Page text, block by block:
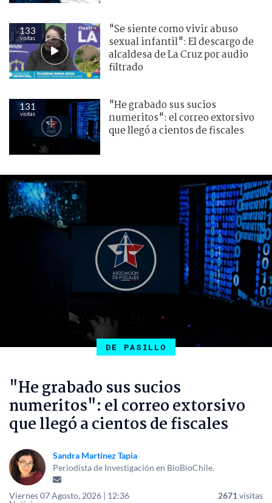
133
visitas
"Se siente como vivir abuso
sexual infantil": El descargo de
alcaldesa de La Cruz por audio
filtrado
131
visitas
"He grabado sus sucios
numeritos": el correo extorsivo
que llegó a cientos de fiscales
DE PASILLO
"He grabado sus sucios
numeritos": el correo extorsivo
que llegó a cientos de fiscales
Sandra Martínez Tapia
Periodista de Investigación en BioBioChile.
Viernes 07 Agosto, 2026 | 12:36
2671 visitas